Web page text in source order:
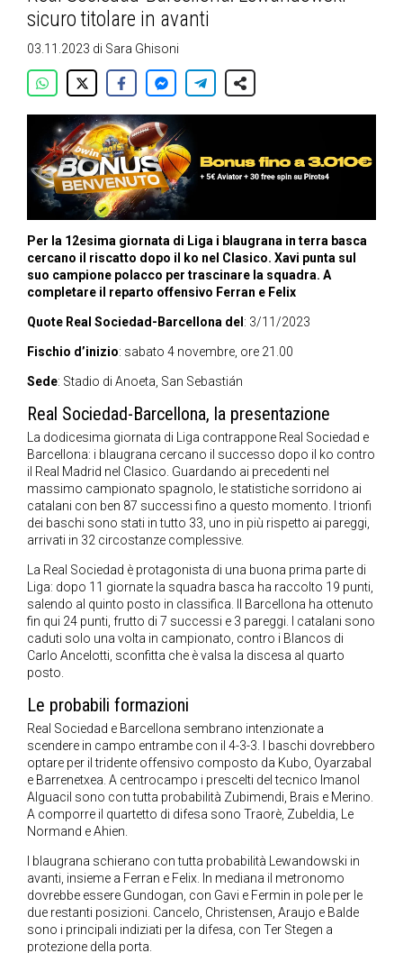
sicuro titolare in avanti
03.11.2023 di Sara Ghisoni
Per la 12esima giornata di Liga i blaugrana in terra basca
cercano il riscatto dopo il ko nel Clasico. Xavi punta sul
suo campione polacco per trascinare la squadra. A
completare il reparto offensivo Ferran e Felix
Quote Real Sociedad-Barcellona del : 3/11/2023
Fischio d’inizio: sabato 4 novembre, ore 21.00
Sede: Stadio di Anoeta, San Sebastián
Real Sociedad-Barcellona, la presentazione
La dodicesima giornata di Liga contrappone Real Sociedad e
Barcellona: i blaugrana cercano il successo dopo il ko contro
il Real Madrid nel Clasico. Guardando ai precedenti nel
massimo campionato spagnolo, le statistiche sorridono ai
catalani con ben 87 successi fino a questo momento. I trionfi
dei baschi sono stati in tutto 33, uno in più rispetto ai pareggi,
arrivati in 32 circostanze complessive.
La Real Sociedad è protagonista di una buona prima parte di
Liga: dopo 11 giornate la squadra basca ha raccolto 19 punti,
salendo al quinto posto in classifica. Il Barcellona ha ottenuto
fin qui 24 punti, frutto di 7 successi e 3 pareggi. I catalani sono
caduti solo una volta in campionato, contro i Blancos di
Carlo Ancelotti, sconfitta che è valsa la discesa al quarto
posto.
Le probabili formazioni
Real Sociedad e Barcellona sembrano intenzionate a
scendere in campo entrambe con il 4-3-3. I baschi dovrebbero
optare per il tridente offensivo composto da Kubo, Oyarzabal
e Barrenetxea. A centrocampo i prescelti del tecnico Imanol
Alguacil sono con tutta probabilità Zubimendi, Brais e Merino.
A comporre il quartetto di difesa sono Traorè, Zubeldia, Le
Normand e Ahien.
I blaugrana schierano con tutta probabilità Lewandowski in
avanti, insieme a Ferran e Felix. In mediana il metronomo
dovrebbe essere Gundogan, con Gavi e Fermin in pole per le
due restanti posizioni. Cancelo, Christensen, Araujo e Balde
sono i principali indiziati per la difesa, con Ter Stegen a
protezione della porta.